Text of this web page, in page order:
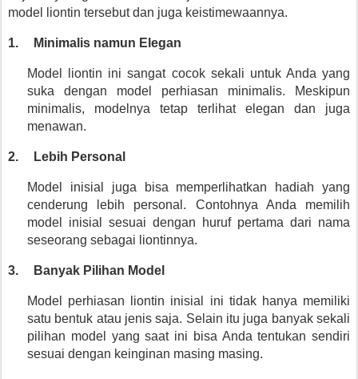
model liontin tersebut dan juga keistimewaannya.
1. Minimalis namun Elegan
Model liontin ini sangat cocok sekali untuk Anda yang
suka dengan model perhiasan minimalis. Meskipun
minimalis, modelnya tetap terlihat elegan dan juga
menawan.
2. Lebih Personal
Model inisial juga bisa memperlihatkan hadiah yang
cenderung lebih personal. Contohnya Anda memilih
model inisial sesuai dengan huruf pertama dari nama
seseorang sebagai liontinnya.
3. Banyak Pilihan Model
Model perhiasan liontin inisial ini tidak hanya memiliki
satu bentuk atau jenis saja. Selain itu juga banyak sekali
pilihan model yang saat ini bisa Anda tentukan sendiri
sesuai dengan keinginan masing masing.